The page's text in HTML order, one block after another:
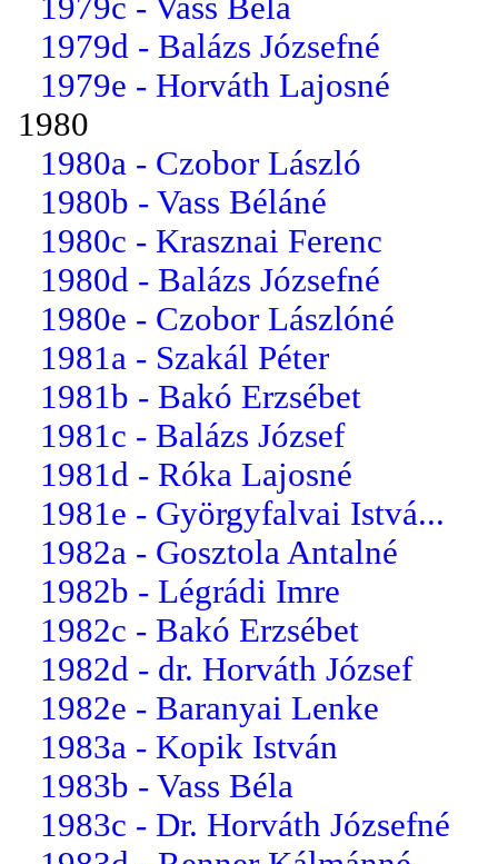
1979d - Balázs Józsefné
1979e - Horváth Lajosné
1980
1980a - Czobor László
1980b - Vass Béláné
1980c - Krasznai Ferenc
1980d - Balázs Józsefné
1980e - Czobor Lászlóné
1981a - Szakál Péter
1981b - Bakó Erzsébet
1981c - Balázs József
1981d - Róka Lajosné
1981e - Györgyfalvai Istvá...
1982a - Gosztola Antalné
1982b - Légrádi Imre
1982c - Bakó Erzsébet
1982d - dr. Horváth József
1982e - Baranyai Lenke
1983a - Kopik István
1983b - Vass Béla
1983c - Dr. Horváth Józsefné